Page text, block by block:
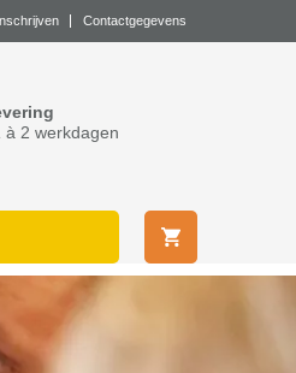
Contactgegevens
à 2 werkdagen